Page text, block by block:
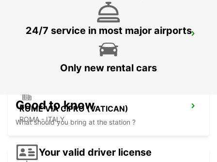
ROME CORSO FRANCIA
ROME VIA CIPRO (VATICAN)
ROMA - ITALY
24/7 service in most major airports
Only new rental cars
Good to know
What should you bring at the station ?
Your valid driver license